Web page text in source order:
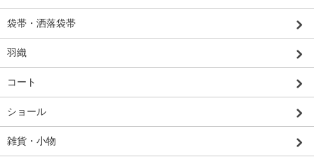
袋帯・洒落袋帯
羽織
コート
ショール
雑貨・小物